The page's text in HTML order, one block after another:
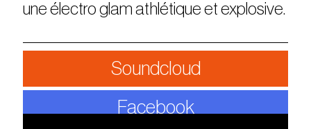
une électro glam athlétique et explosive.
Soundcloud
Facebook